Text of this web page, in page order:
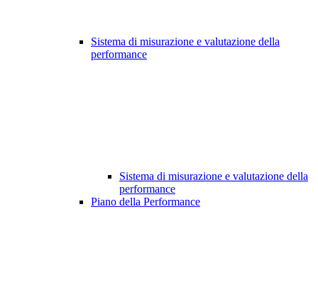
Sistema di misurazione e valutazione della
performance
Sistema di misurazione e valutazione della
performance
Piano della Performance